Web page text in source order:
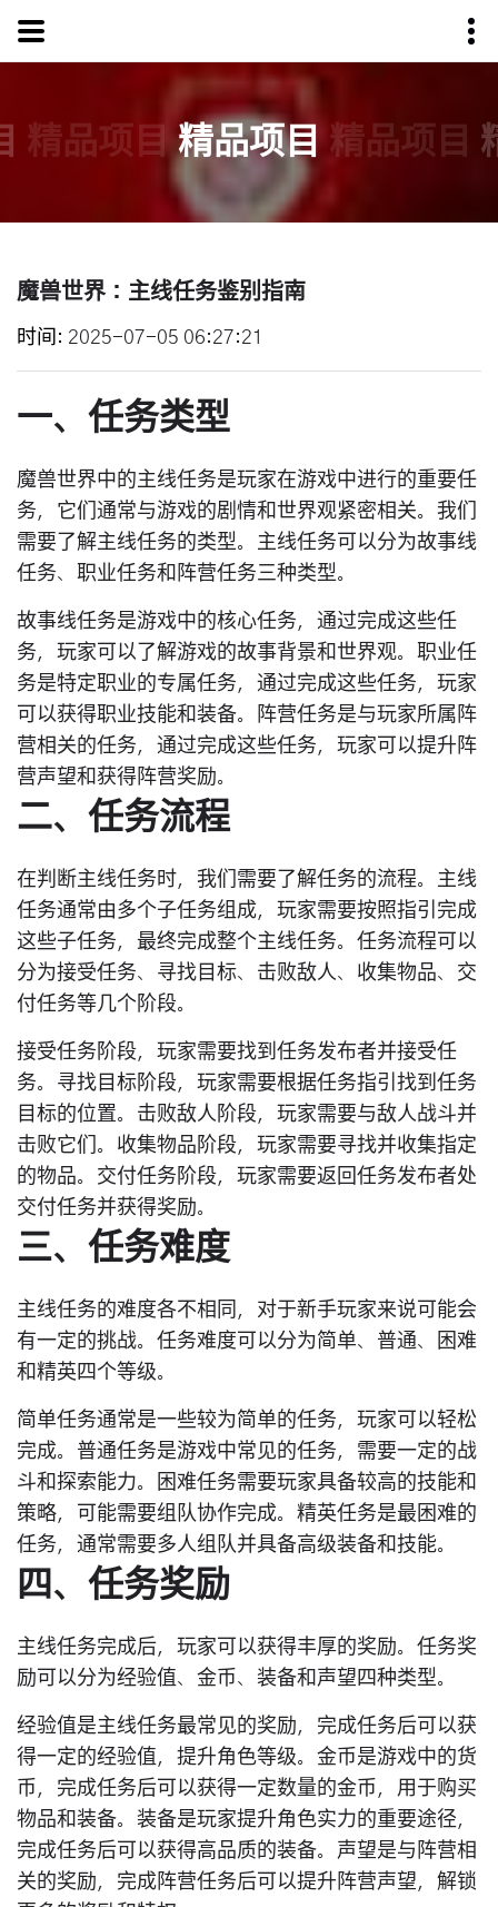
精品项目 精品项目 精品项目
魔兽世界：主线任务鉴别指南
时间 2025-07-05 06:27:21
一、任务类型
魔兽世界中的主线任务是玩家在游戏中进行的重要任
务，它们通常与游戏的剧情和世界观紧密相关。我们
需要了解主线任务的类型。主线任务可以分为故事线
任务、职业任务和阵营任务三种类型。
故事线任务是游戏中的核心任务，通过完成这些任
务，玩家可以了解游戏的故事背景和世界观。职业任
务是特定职业的专属任务，通过完成这些任务，玩家
可以获得职业技能和装备。阵营任务是与玩家所属阵
营相关的任务，通过完成这些任务，玩家可以提升阵
营声望和获得阵营奖励。
二、任务流程
在判断主线任务时，我们需要了解任务的流程。主线
任务通常由多个子任务组成，玩家需要按照指引完成
这些子任务，最终完成整个主线任务。任务流程可以
分为接受任务、寻找目标、击败敌人、收集物品、交
付任务等几个阶段。
接受任务阶段，玩家需要找到任务发布者并接受任
务。寻找目标阶段，玩家需要根据任务指引找到任务
目标的位置。击败敌人阶段，玩家需要与敌人战斗并
击败它们。收集物品阶段，玩家需要寻找并收集指定
的物品。交付任务阶段，玩家需要返回任务发布者处
交付任务并获得奖励。
三、任务难度
主线任务的难度各不相同，对于新手玩家来说可能会
有一定的挑战。任务难度可以分为简单、普通、困难
和精英四个等级。
简单任务通常是一些较为简单的任务，玩家可以轻松
完成。普通任务是游戏中常见的任务，需要一定的战
斗和探索能力。困难任务需要玩家具备较高的技能和
策略，可能需要组队协作完成。精英任务是最困难的
任务，通常需要多人组队并具备高级装备和技能。
四、任务奖励
主线任务完成后，玩家可以获得丰厚的奖励。任务奖
励可以分为经验值、金币、装备和声望四种类型。
经验值是主线任务最常见的奖励，完成任务后可以获
得一定的经验值，提升角色等级。金币是游戏中的货
币，完成任务后可以获得一定数量的金币，用于购买
物品和装备。装备是玩家提升角色实力的重要途径，
完成任务后可以获得高品质的装备。声望是与阵营相
关的奖励，完成阵营任务后可以提升阵营声望，解锁